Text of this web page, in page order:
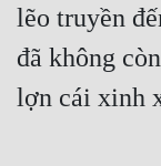
Cung Đấu
Cạnh Kỹ
Cổ Tiên Hiệp
lẽo truyền
đã không
lợn cái xinh